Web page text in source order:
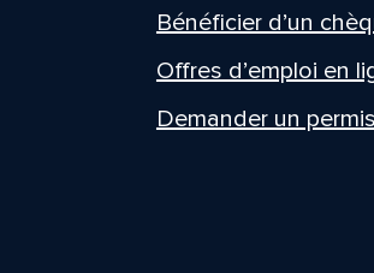
Bénéficier d’un
Offres d’emploi en
Demander un